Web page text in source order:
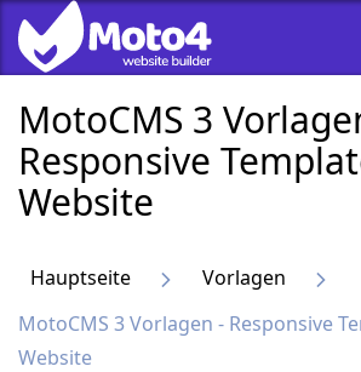
MotoCMS 3
Responsive
Website
Hauptseite
Vorlagen
MotoCMS 3 Vorlagen - Responsive
Website